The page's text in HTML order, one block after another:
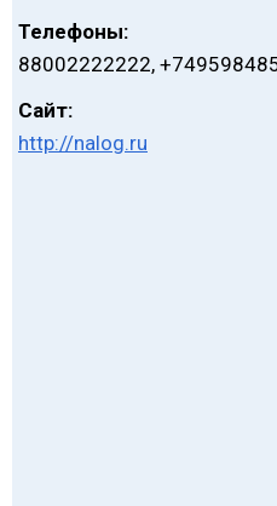
Телефоны:
88002222222,
Сайт:
http://nalog.ru